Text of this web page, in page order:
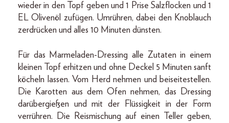
wieder in den Topf geben und 1 Prise Salzflocken und 1
EL Olivenöl zufügen. Umrühren, dabei den Knoblauch
zerdrücken und alles 10 Minuten dünsten.
Für das Marmeladen-Dressing alle Zutaten in einem
kleinen Topf erhitzen und ohne Deckel 5 Minuten sanft
köcheln lassen. Vom Herd nehmen und beiseitestellen.
Die Karotten aus dem Ofen nehmen, das Dressing
darübergießen und mit der Flüssigkeit in der Form
verrühren. Die Reismischung auf einen Teller geben,